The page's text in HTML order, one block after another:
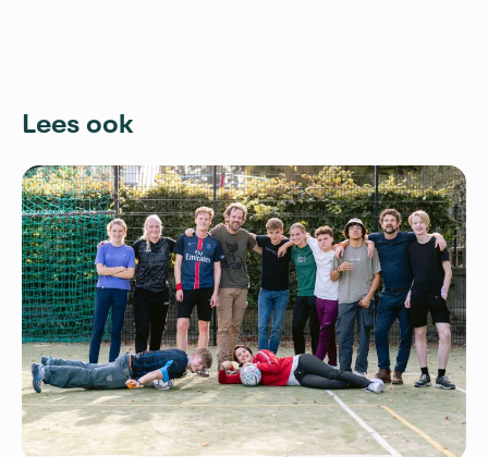
Lees ook